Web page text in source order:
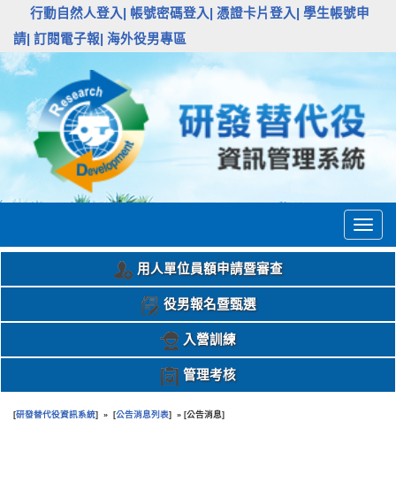
行動自然人登入| 帳號密碼登入| 憑證卡片登入|
學生帳號申
請| 訂閱電子報| 海外役男專區
用人單位員額申請暨審查
役男報名暨甄選
入營訓練
管理考核
[研發替代役資訊系統] » [公告消息列表] » [公告消息]